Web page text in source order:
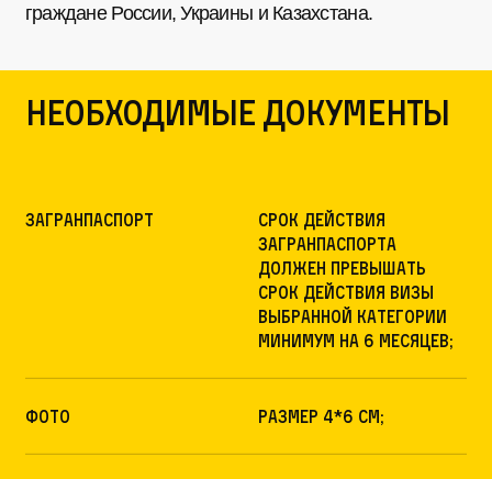
граждане России, Украины и Казахстана.
Необходимые документы
Загранпаспорт
Срок действия
загранпаспорта
должен превышать
срок действия визы
выбранной категории
минимум на 6 месяцев;
Фото Размер 4*6 см;